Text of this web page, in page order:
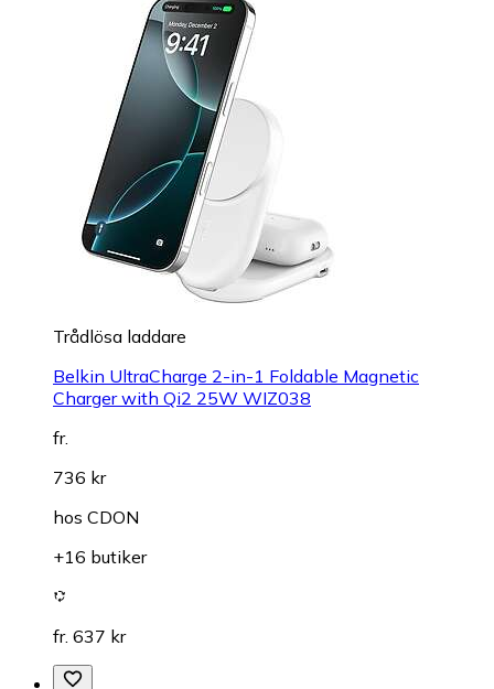
Trådlösa laddare
Belkin UltraCharge 2-in-1 Foldable Magnetic
Charger with Qi2 25W WIZ038
fr.
736 kr
hos CDON
+16 butiker
fr. 637 kr